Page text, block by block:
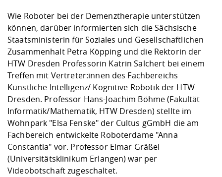
Vorbereitung
Checkliste zum
Studien- und
und Physik
Digitales Lernen
Studieren in
Lebenslagen
Studentenwerk
Angebote der
Arbeit
Lehren,
Weiterbilden im
Formulare und
Internationale
Formulare und
FIS -
Prototyping und
Gründung und
Kooperationen
Kontakt &
Klimaschutz &
Förderverein
Gremien und
Landbau/
Maschinenbau
Kontakt und Anfahrt
Qualitätssicherung
Wie Roboter bei der Demenztherapie unterstützen
können, darüber informierten sich die Sächsische
Staatsministerin für Soziales und Gesellschaftlichen
Zusammenhalt Petra Köpping und die Rektorin der
HTW Dresden Professorin Katrin Salchert bei einem
Treffen mit Vertreter:innen des Fachbereichs
Künstliche Intelligenz/ Kognitive Robotik der HTW
Dresden. Professor Hans-Joachim Böhme (Fakultät
Informatik/Mathematik, HTW Dresden) stellte im
Wohnpark "Elsa Fenske" der Cultus gGmbH die am
Fachbereich entwickelte Roboterdame "Anna
Constantia" vor. Professor Elmar Gräßel
(Universitätsklinikum Erlangen) war per
Videobotschaft zugeschaltet.